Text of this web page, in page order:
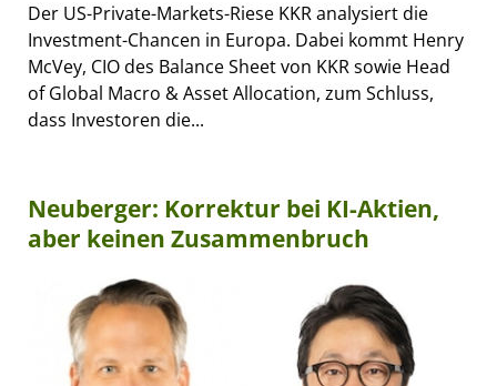
Der US-Private-Markets-Riese KKR analysiert die
Investment-Chancen in Europa. Dabei kommt Henry
McVey, CIO des Balance Sheet von KKR sowie Head
of Global Macro & Asset Allocation, zum Schluss,
dass Investoren die...
Neuberger: Korrektur bei KI-Aktien,
aber keinen Zusammenbruch